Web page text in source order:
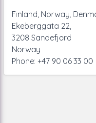
Finland, Norway,
Ekeberggata 22,
3208 Sandefjord
Norway
Phone: +47 90 06 33 00